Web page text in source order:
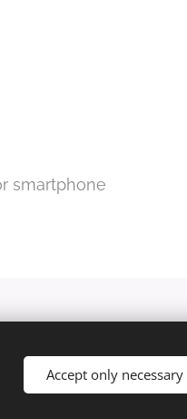
smartphone
Accept only necessary